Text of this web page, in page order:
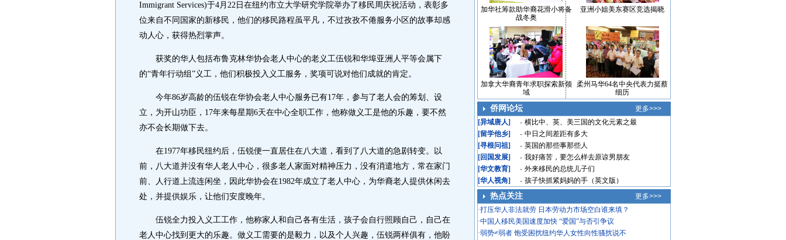
Immigrant Services)于4月22日在纽约市立大学研究学院举办了移民周庆祝活动，表彰多
位来自不同国家的新移民，他们的移民路程虽平凡，不过孜孜不倦服务小区的故事却感
动人心，获得热烈掌声。
获奖的华人包括布鲁克林华协会老人中心的老义工伍锐和华埠亚洲人平等会属下
的“青年行动组”义工，他们积极投入义工服务，奖项可说对他们成就的肯定。
今年86岁高龄的伍锐在华协会老人中心服务已有17年，参与了老人会的筹划、设
立，为开山功臣，17年来每星期6天在中心全职工作，他称做义工是他的乐趣，要不然
亦不会长期做下去。
在1977年移民纽约后，伍锐便一直居住在八大道，看到了八大道的急剧转变。以
前，八大道并没有华人老人中心，很多老人家面对精神压力，没有消遣地方，常在家门
前、人行道上流连闲坐，因此华协会在1982年成立了老人中心，为华裔老人提供休闲去
处，并提供娱乐，让他们安度晚年。
伍锐全力投入义工工作，他称家人和自己各有生活，孩子会自行照顾自己，自己在
老人中心找到更大的乐趣。做义工需要的是毅力，以及个人兴趣，伍锐两样俱有，他盼
加华社筹款助华裔花滑小将备
战冬奥
亚洲小姐美东赛区竞选揭晓
加拿大华裔青年求职探索新领
域
柔州马华64名中央代表力挺蔡
细历
侨网论坛
更多>>>
[异域唐人]
[留学他乡]
[寻根问祖]
[回国发展]
[华文教育]
[华人视角]
- 横比中、英、美三国的文化元素之最
- 中日之间差距有多大
- 英国的那些事那些人
- 我好痛苦，要怎么样去原谅男朋友
- 外来移民的总统儿子们
- 孩子快抓紧妈妈的手（英文版）
热点关注
更多>>>
·打压华人非法就劳 日本劳动力市场空白谁来填？
·中国人移民美国速度加快 “爱国”与否引争议
·弱势≠弱者 饱受困扰纽约华人女性向性骚扰说不